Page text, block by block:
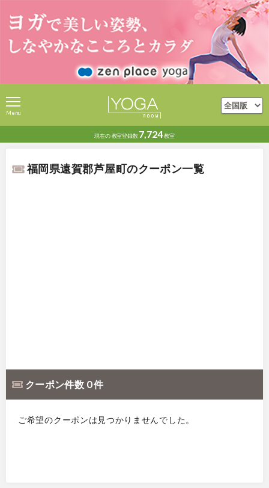
現在の教室登録数 7,724教室
Menu
福岡県遠賀郡芦屋町のクーポン一覧
クーポン件数 0 件
ご希望のクーポンは見つかりませんでした。